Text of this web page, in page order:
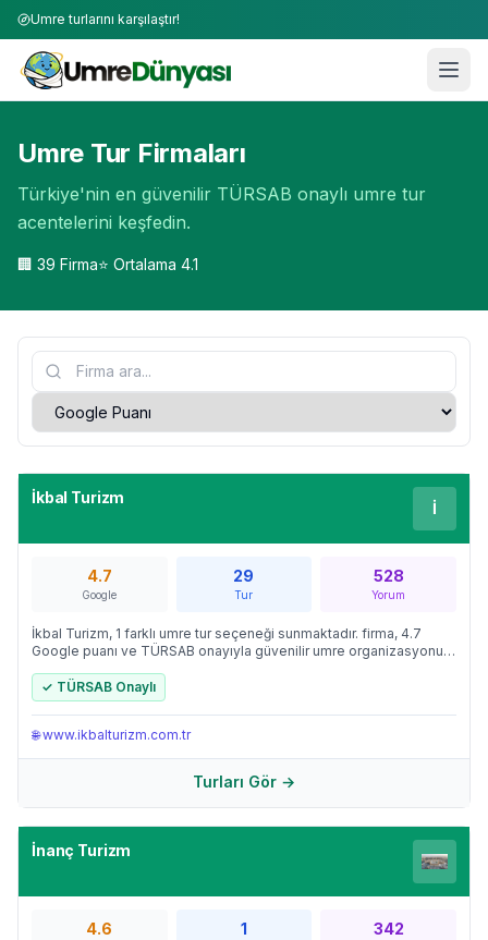
Umre turlarını karşılaştır!
Umre Tur Firmaları
Türkiye'nin en güvenilir TÜRSAB onaylı umre tur
acentelerini keşfedin.
🏢 39 Firma⭐ Ortalama 4.1
İkbal Turizm
İ
4.7
Google
29
Tur
528
Yorum
İkbal Turizm, 1 farklı umre tur seçeneği sunmaktadır. firma, 4.7
Google puanı ve TÜRSAB onayıyla güvenilir umre organizasyonu
✓ TÜRSAB Onaylı
🌐www.ikbalturizm.com.tr
Turları Gör →
İnanç Turizm
4.6 1 342